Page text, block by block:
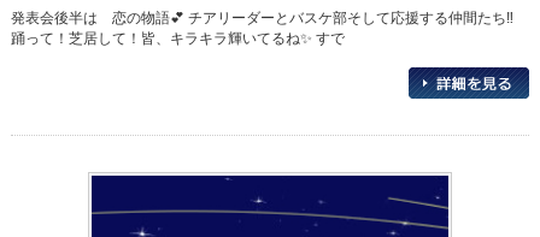
発表会後半は 恋の物語💕 チアリーダーとバスケ部そして応援する仲間たち‼️
踊って！芝居して！皆、キラキラ輝いてるね✨ すで